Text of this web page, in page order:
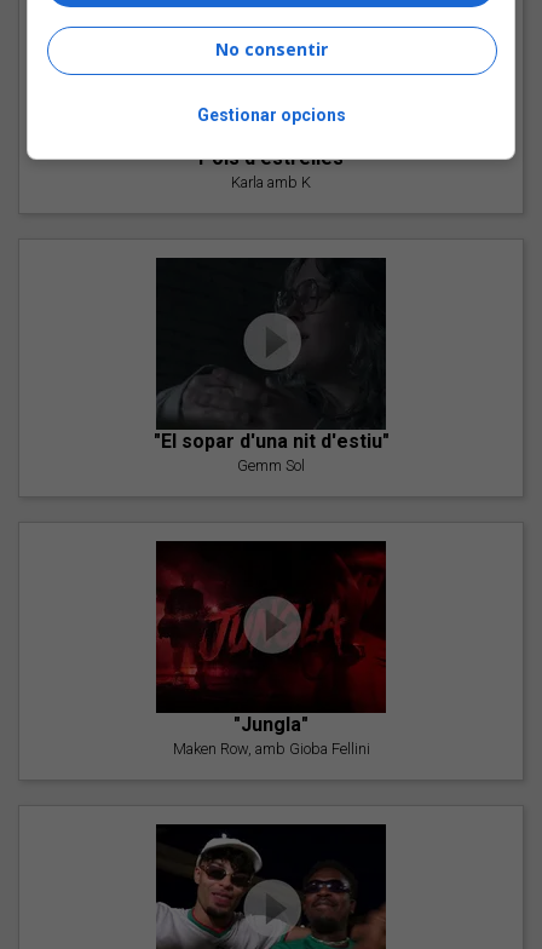
"Pols d'estrelles"
Karla amb K
"El sopar d'una nit d'estiu"
Gemm Sol
"Jungla"
Maken Row, amb Gioba Fellini
No consentir
Gestionar opcions